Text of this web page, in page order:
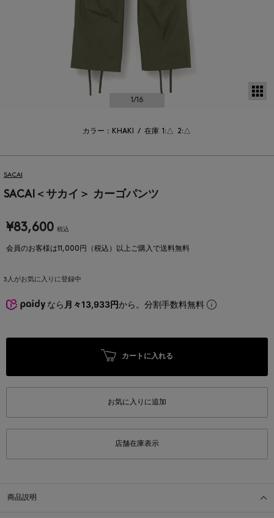
1/16
カラー：KHAKI / 在庫 1:△ 2:△
SACAI
SACAI＜サカイ＞ カーゴパンツ
¥83,600 税込
会員のお客様は11,000円（税込）以上ご購入で送料無料
3 人がお気に入りに登録中
なら 月々13,933円から。分割手数料無料
カートに入れる
お気に入りに追加
店舗在庫表示
商品説明